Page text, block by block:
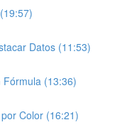
Datos (11:53)
(13:36)
Color (16:21)